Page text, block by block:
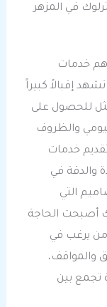
في المزهر
خدمات
إقبالاً كبيراً
للحصول على
والظروف
خدمات
والدقة في
التي
أصبحت الحاجة
من يرغب في
والمواقف،
تجمع بين